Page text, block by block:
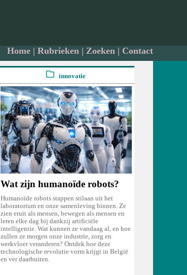
Home| Rubrieken| Zoeken| Contact
innovatie
Wat zijn humanoïde robots?
Humanoïde robots stappen stilaan uit het
laboratorium en onze samenleving binnen. Ze
zien eruit als mensen, bewegen als mensen en
leren elke dag bij dankzij artificiële
intelligentie. Wat kunnen ze vandaag al, en hoe
zullen ze morgen onze industrie, zorg en
werkvloer veranderen? Ontdek hoe deze
technologische revolutie vorm krijgt in België
en ver daarbuiten.